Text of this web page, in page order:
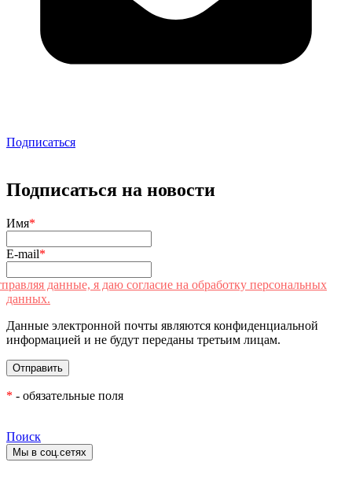
Подписаться
Подписаться на новости
Имя*
E-mail*
данные, я даю согласие на обработку персональных
данных.
Данные электронной почты являются конфиденциальной
информацией и не будут переданы третьим лицам.
* - обязательные поля
Поиск
Мы в соц.сетях